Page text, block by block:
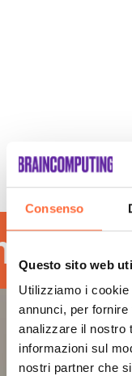
Consenso
Questo sito web
Utilizziamo i
annunci, per
analizzare il nostro
informazioni sul
nostri partner che
touch